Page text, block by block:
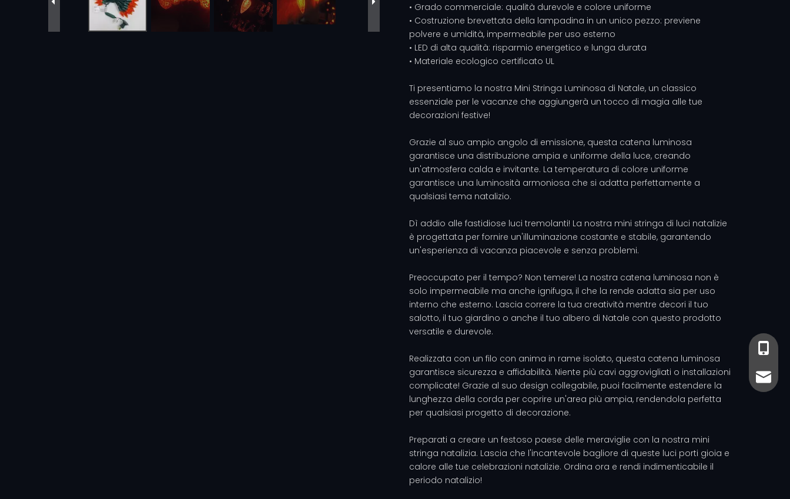
• Grado commerciale: qualità durevole e colore uniforme
• Costruzione brevettata della lampadina in un unico pezzo: previene
polvere e umidità, impermeabile per uso esterno
• LED di alta qualità: risparmio energetico e lunga durata
• Materiale ecologico certificato UL
Ti presentiamo la nostra Mini Stringa Luminosa di Natale, un classico
essenziale per le vacanze che aggiungerà un tocco di magia alle tue
decorazioni festive!
Grazie al suo ampio angolo di emissione, questa catena luminosa
garantisce una distribuzione ampia e uniforme della luce, creando
un'atmosfera calda e invitante. La temperatura di colore uniforme
garantisce una luminosità armoniosa che si adatta perfettamente a
qualsiasi tema natalizio.
Dì addio alle fastidiose luci tremolanti! La nostra mini stringa di luci natalizie
è progettata per fornire un'illuminazione costante e stabile, garantendo
un'esperienza di vacanza piacevole e senza problemi.
Preoccupato per il tempo? Non temere! La nostra catena luminosa non è
solo impermeabile ma anche ignifuga, il che la rende adatta sia per uso
interno che esterno. Lascia correre la tua creatività mentre decori il tuo
salotto, il tuo giardino o anche il tuo albero di Natale con questo prodotto
versatile e durevole.
Realizzata con un filo con anima in rame isolato, questa catena luminosa
garantisce sicurezza e affidabilità. Niente più cavi aggrovigliati o installazioni
complicate! Grazie al suo design collegabile, puoi facilmente estendere la
lunghezza della corda per coprire un'area più ampia, rendendola perfetta
per qualsiasi progetto di decorazione.
Preparati a creare un festoso paese delle meraviglie con la nostra mini
stringa natalizia. Lascia che l'incantevole bagliore di queste luci porti gioia e
calore alle tue celebrazioni natalizie. Ordina ora e rendi indimenticabile il
periodo natalizio!
+86-
+86-